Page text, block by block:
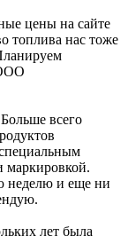
цены на сайте
топлива нас тоже
всего
маркировкой.
неделю и еще ни
лет была